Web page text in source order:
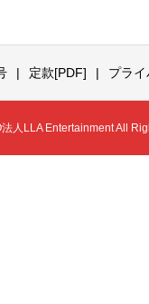
定款[PDF] プラ
人LLA Entertainment All